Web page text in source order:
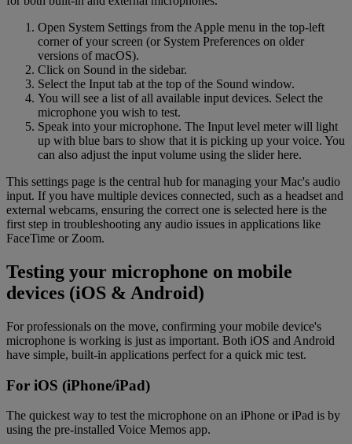
Open System Settings from the Apple menu in the top-left
corner of your screen (or System Preferences on older
versions of macOS).
Click on Sound in the sidebar.
Select the Input tab at the top of the Sound window.
You will see a list of all available input devices. Select the
microphone you wish to test.
Speak into your microphone. The Input level meter will light
up with blue bars to show that it is picking up your voice. You
can also adjust the input volume using the slider here.
This settings page is the central hub for managing your Mac's audio
input. If you have multiple devices connected, such as a headset and
external webcams, ensuring the correct one is selected here is the
first step in troubleshooting any audio issues in applications like
FaceTime or Zoom.
Testing your microphone on mobile
devices (iOS & Android)
For professionals on the move, confirming your mobile device's
microphone is working is just as important. Both iOS and Android
have simple, built-in applications perfect for a quick mic test.
For iOS (iPhone/iPad)
The quickest way to test the microphone on an iPhone or iPad is by
using the pre-installed Voice Memos app.